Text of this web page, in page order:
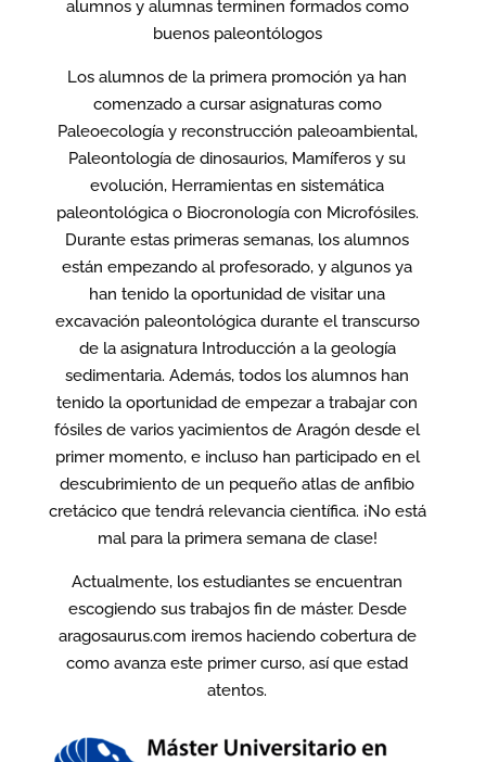
alumnos y alumnas terminen formados como
buenos paleontólogos
Los alumnos de la primera promoción ya han
comenzado a cursar asignaturas como
Paleoecología y reconstrucción paleoambiental,
Paleontología de dinosaurios, Mamíferos y su
evolución, Herramientas en sistemática
paleontológica o Biocronología con Microfósiles.
Durante estas primeras semanas, los alumnos
están empezando al profesorado, y algunos ya
han tenido la oportunidad de visitar una
excavación paleontológica durante el transcurso
de la asignatura Introducción a la geología
sedimentaria. Además, todos los alumnos han
tenido la oportunidad de empezar a trabajar con
fósiles de varios yacimientos de Aragón desde el
primer momento, e incluso han participado en el
descubrimiento de un pequeño atlas de anfibio
cretácico que tendrá relevancia científica. ¡No está
mal para la primera semana de clase!
Actualmente, los estudiantes se encuentran
escogiendo sus trabajos fin de máster. Desde
aragosaurus.com iremos haciendo cobertura de
como avanza este primer curso, así que estad
atentos.